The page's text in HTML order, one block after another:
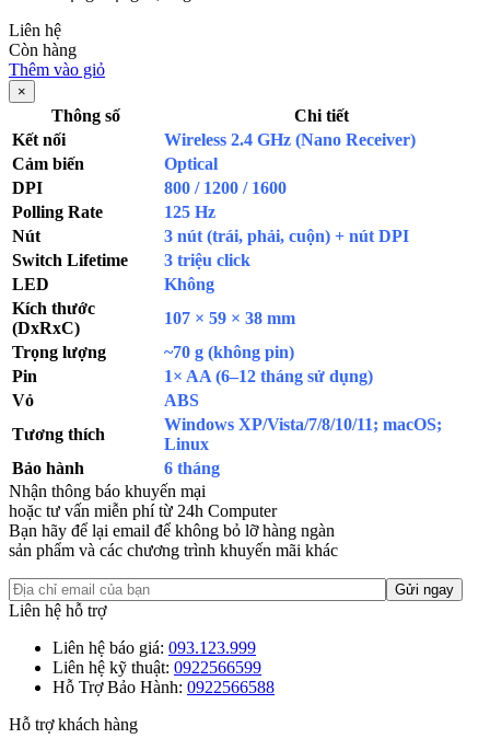
Liên hệ
Còn hàng
Thêm vào giỏ
×
Thông số
Chi tiết
Kết nối
Wireless 2.4 GHz (Nano Receiver)
Cảm biến
Optical
DPI
800 / 1200 / 1600
Polling Rate
125 Hz
Nút
3 nút (trái, phải, cuộn) + nút DPI
Switch Lifetime
3 triệu click
LED
Không
Kích thước
(DxRxC)
107 × 59 × 38 mm
Trọng lượng
~70 g (không pin)
Pin
1× AA (6–12 tháng sử dụng)
Vỏ
ABS
Tương thích
Windows XP/Vista/7/8/10/11; macOS;
Linux
Bảo hành
6 tháng
Nhận thông báo khuyến mại
hoặc tư vấn miễn phí từ 24h Computer
Bạn hãy để lại email để không bỏ lỡ hàng ngàn
sản phẩm và các chương trình khuyến mãi khác
Liên hệ hỗ trợ
Liên hệ báo giá: 093.123.999
Liên hệ kỹ thuật: 0922566599
Hỗ Trợ Bảo Hành: 0922566588
Hỗ trợ khách hàng